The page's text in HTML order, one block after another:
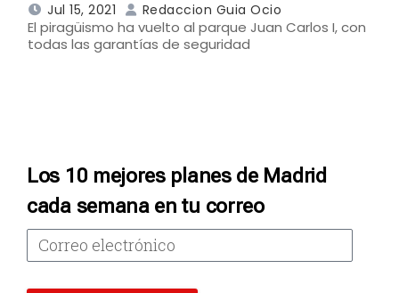
Jul 15, 2021 Redaccion Guia Ocio
El piragüismo ha vuelto al parque Juan Carlos I, con
todas las garantías de seguridad
Los 10 mejores planes de Madrid
cada semana en tu correo